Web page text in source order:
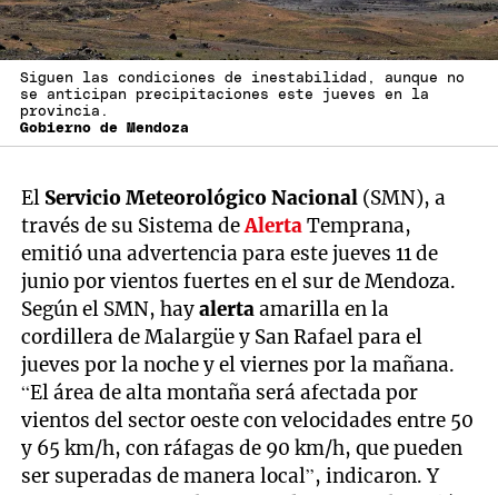
Siguen las condiciones de inestabilidad, aunque no
se anticipan precipitaciones este jueves en la
provincia.
Gobierno de Mendoza
El Servicio Meteorológico Nacional (SMN), a
través de su Sistema deAlertaTemprana,
emitió una advertencia para este jueves 11 de
junio por vientos fuertes en el sur de Mendoza.
Según el SMN, hayalertaamarilla en la
cordillera de Malargüe y San Rafael para el
jueves por la noche y el viernes por la mañana.
“El área de alta montaña será afectada por
vientos del sector oeste con velocidades entre 50
y 65 km/h, con ráfagas de 90 km/h, que pueden
ser superadas de manera local”, indicaron. Y